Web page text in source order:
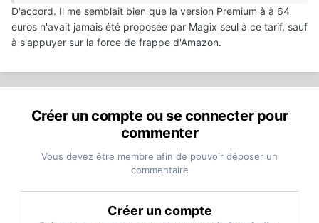
D'accord. Il me semblait bien que la version Premium à à 64
euros n'avait jamais été proposée par Magix seul à ce tarif, sauf
à s'appuyer sur la force de frappe d'Amazon.
Créer un compte ou se connecter pour
commenter
Vous devez être membre afin de pouvoir déposer un
commentaire
Créer un compte